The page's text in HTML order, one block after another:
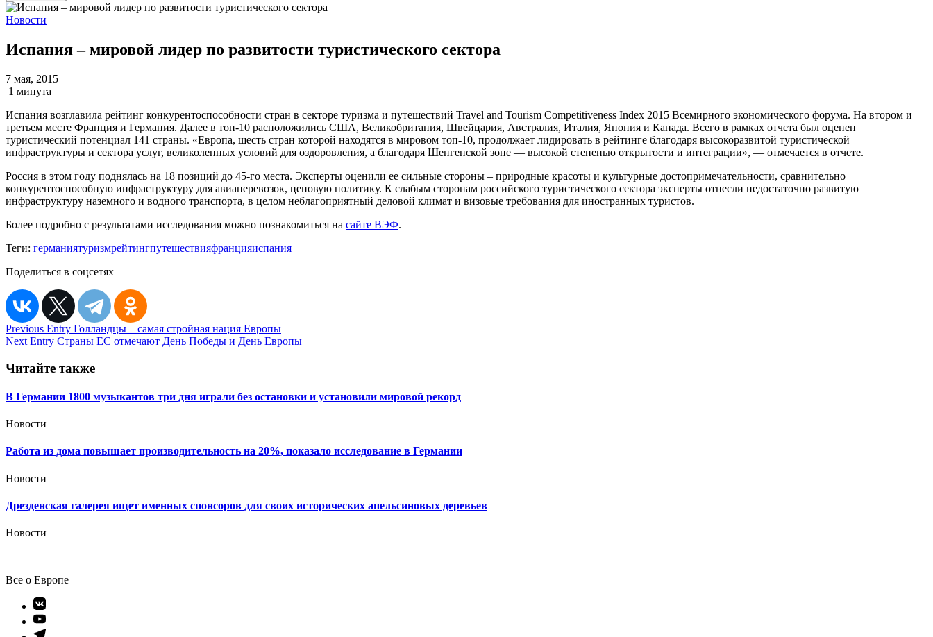
Новости
Испания – мировой лидер по развитости туристического сектора
7 мая, 2015
1 минута
Испания возглавила рейтинг конкурентоспособности стран в секторе туризма и путешествий Travel and Tourism Competitiveness Index 2015 Всемирного экономического форума. На втором и
третьем месте Франция и Германия. Далее в топ-10 расположились США, Великобритания, Швейцария, Австралия, Италия, Япония и Канада. Всего в рамках отчета был оценен
туристический потенциал 141 страны. «Европа, шесть стран которой находятся в мировом топ-10, продолжает лидировать в рейтинге благодаря высокоразвитой туристической
инфраструктуры и сектора услуг, великолепных условий для оздоровления, а благодаря Шенгенской зоне — высокой степенью открытости и интеграции», — отмечается в отчете.
Россия в этом году поднялась на 18 позиций до 45-го места. Эксперты оценили ее сильные стороны – природные красоты и культурные достопримечательности, сравнительно
конкурентоспособную инфраструктуру для авиаперевозок, ценовую политику. К слабым сторонам российского туристического сектора эксперты отнесли недостаточно развитую
инфраструктуру наземного и водного транспорта, в целом неблагоприятный деловой климат и визовые требования для иностранных туристов.
Более подробно с результатами исследования можно познакомиться на сайте ВЭФ.
Теги: германиятуризмрейтингпутешествияфранцияиспания
Поделиться в соцсетях
Навигация
по
записям
Previous Entry Голландцы – самая стройная нация Европы
Next Entry Страны ЕС отмечают День Победы и День Европы
Читайте также
В Германии 1800 музыкантов три дня играли без остановки и установили мировой рекорд
Новости
Работа из дома повышает производительность на 20%, показало исследование в Германии
Новости
Дрезденская галерея ищет именных спонсоров для своих исторических апельсиновых деревьев
Новости
Все о Европе
Элемент
меню
Элемент
меню
Элемент